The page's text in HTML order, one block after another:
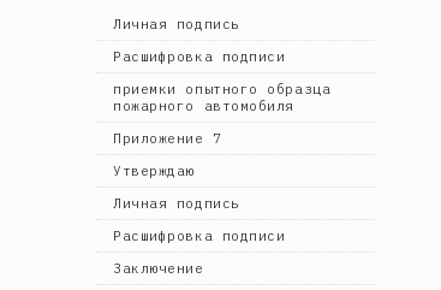
Личная подпись
Расшифровка подписи
приемки опытного образца
пожарного автомобиля
Приложение 7
Утверждаю
Личная подпись
Расшифровка подписи
Заключение